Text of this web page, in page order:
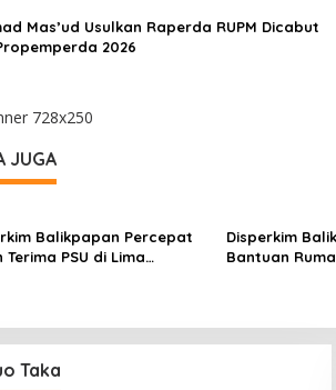
Mas’ud Usulkan Raperda RUPM Dicabut
2026
JUGA
Balikpapan Percepat
Terima PSU di Lima
Disperkim
Bantuan
Taka